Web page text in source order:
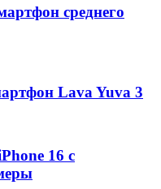
среднего
Lava Yuva 3
16 с